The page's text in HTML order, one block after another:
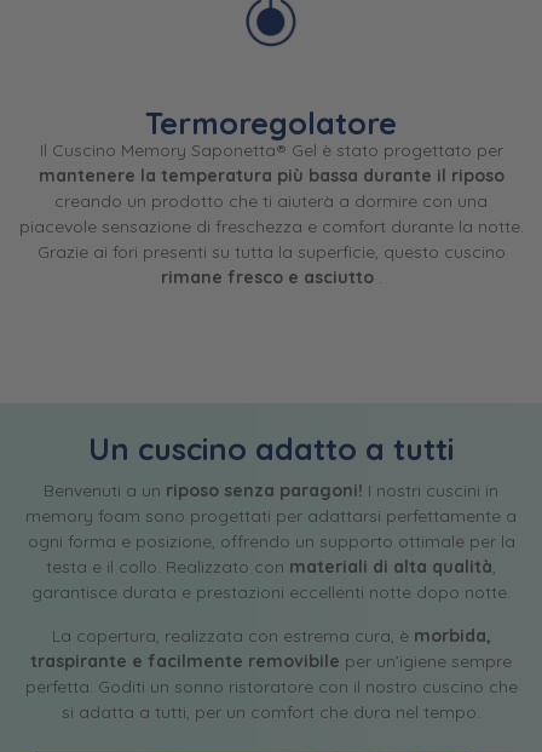
Termoregolatore
Il Cuscino Memory Saponetta® Gel è stato progettato per
mantenere la temperatura più bassa durante il riposo
creando un prodotto che ti aiuterà a dormire con una
piacevole sensazione di freschezza e comfort durante la notte.
Grazie ai fori presenti su tutta la superficie, questo cuscino
rimane fresco e asciutto.
Un cuscino adatto a tutti
Benvenuti a un riposo senza paragoni! I nostri cuscini in
memory foam sono progettati per adattarsi perfettamente a
ogni forma e posizione, offrendo un supporto ottimale per la
testa e il collo. Realizzato con materiali di alta qualità,
garantisce durata e prestazioni eccellenti notte dopo notte.
La copertura, realizzata con estrema cura, è morbida,
traspirante e facilmente removibile per un’igiene sempre
perfetta. Goditi un sonno ristoratore con il nostro cuscino che
si adatta a tutti, per un comfort che dura nel tempo.